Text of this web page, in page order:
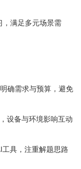
，满足多元场景需
确需求与预算，避免
设备与环境影响互动
具，注重解题思路